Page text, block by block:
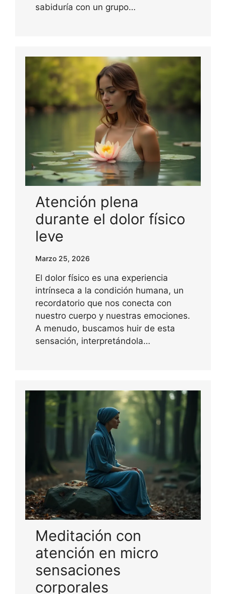
sabiduría con un grupo…
Atención plena
durante el dolor físico
leve
Marzo 25, 2026
El dolor físico es una experiencia
intrínseca a la condición humana, un
recordatorio que nos conecta con
nuestro cuerpo y nuestras emociones.
A menudo, buscamos huir de esta
sensación, interpretándola…
Meditación con
atención en micro
sensaciones
corporales